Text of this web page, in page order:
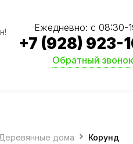
Ежедневно: с 08:30-
+7 (928) 923-
Обратный звонок
Деревянные дома Корунд